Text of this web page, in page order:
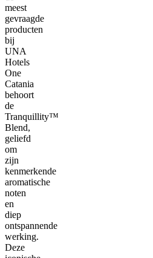
meest
gevraagde
producten
bij
UNA
Hotels
One
Catania
behoort
de
Tranquillity™
Blend,
geliefd
om
zijn
kenmerkende
aromatische
noten
en
diep
ontspannende
werking.
Deze